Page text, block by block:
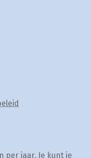
per jaar. Je kunt je